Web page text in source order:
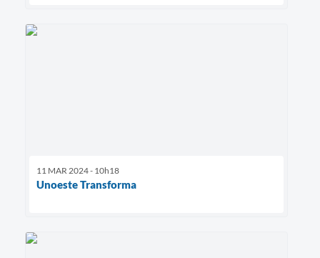
11 MAR 2024 - 10h18
Unoeste Transforma